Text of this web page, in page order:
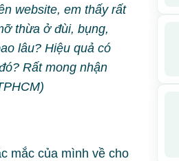
website, em thấy rất
thừa ở đùi, bụng,
lâu? Hiệu quả có
Rất mong nhận
mắc của mình về cho